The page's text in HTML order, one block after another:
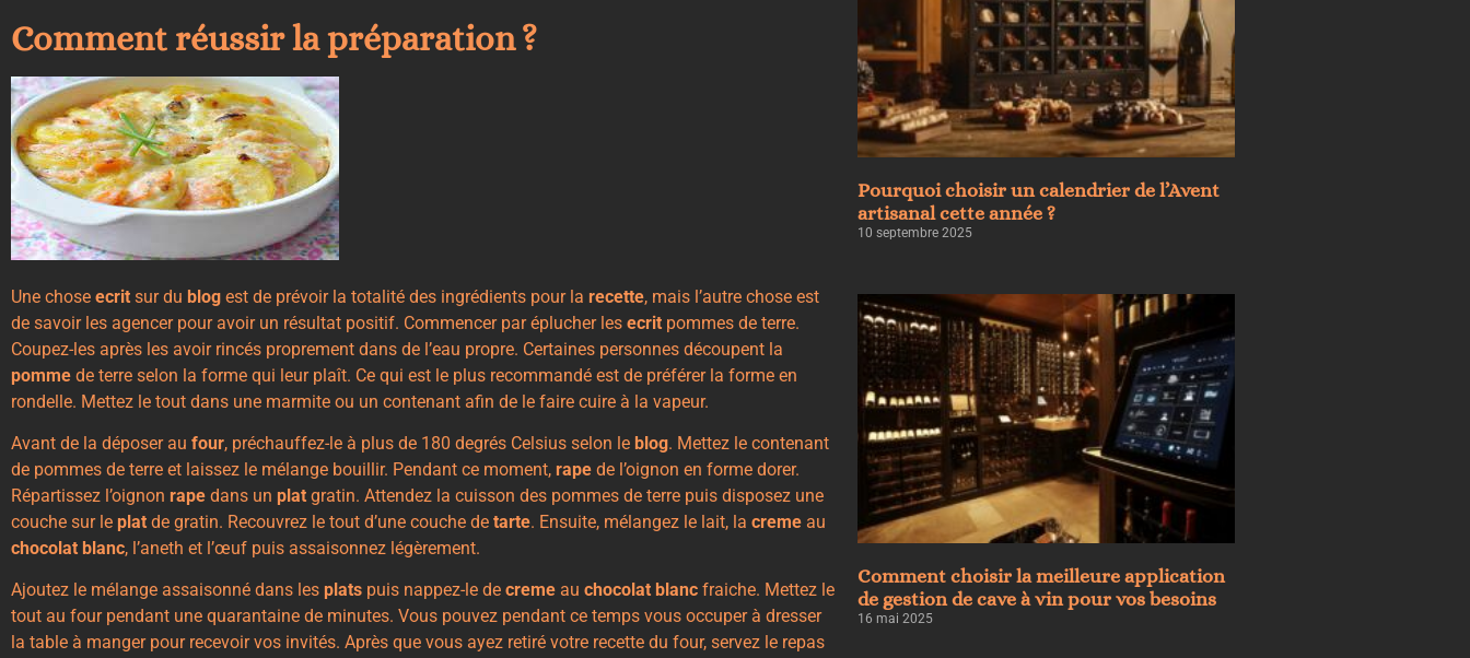
Comment réussir la préparation ?
Une chose ecrit sur du blog est de prévoir la totalité des ingrédients pour la recette, mais l’autre chose est
de savoir les agencer pour avoir un résultat positif. Commencer par éplucher les ecrit pommes de terre.
Coupez-les après les avoir rincés proprement dans de l’eau propre. Certaines personnes découpent la
pomme de terre selon la forme qui leur plaît. Ce qui est le plus recommandé est de préférer la forme en
rondelle. Mettez le tout dans une marmite ou un contenant afin de le faire cuire à la vapeur.
Avant de la déposer au four, préchauffez-le à plus de 180 degrés Celsius selon le blog. Mettez le contenant
de pommes de terre et laissez le mélange bouillir. Pendant ce moment, rape de l’oignon en forme dorer.
Répartissez l’oignon rape dans un plat gratin. Attendez la cuisson des pommes de terre puis disposez une
couche sur le plat de gratin. Recouvrez le tout d’une couche de tarte. Ensuite, mélangez le lait, la creme au
chocolat blanc, l’aneth et l’œuf puis assaisonnez légèrement.
Ajoutez le mélange assaisonné dans les plats puis nappez-le de creme au chocolat blanc fraiche. Mettez le
tout au four pendant une quarantaine de minutes. Vous pouvez pendant ce temps vous occuper à dresser
la table à manger pour recevoir vos invités. Après que vous ayez retiré votre recette du four, servez le repas
Pourquoi choisir un calendrier de l’Avent
artisanal cette année ?
10 septembre 2025
Comment choisir la meilleure application
de gestion de cave à vin pour vos besoins
16 mai 2025